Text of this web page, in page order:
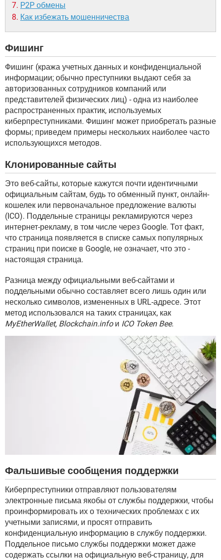
P2P обмены
Как избежать мошенничества
Фишинг
Фишинг (кража учетных данных и конфиденциальной
информации; обычно преступники выдают себя за
авторизованных сотрудников компаний или
представителей физических лиц) - одна из наиболее
распространенных практик, используемых
киберпреступниками. Фишинг может приобретать разные
формы; приведем примеры нескольких наиболее часто
использующихся методов.
Клонированные сайты
Это веб-сайты, которые кажутся почти идентичными
официальным сайтам, будь то обменный пункт, онлайн-
кошелек или первоначальное предложение валюты
(ICO). Поддельные страницы рекламируются через
интернет-рекламу, в том числе через Google. Тот факт,
что страница появляется в списке самых популярных
страниц при поиске в Google, не означает, что это -
настоящая страница.
Разница между официальными веб-сайтами и
поддельными обычно составляет всего лишь один или
несколько символов, измененных в URL-адресе. Этот
метод использовался на таких страницах, как
MyEtherWallet, Blockchain.infoи ICO Token Bee.
Фальшивые сообщения поддержки
Киберпреступники отправляют пользователям
электронные письма якобы от службы поддержки, чтобы
проинформировать их о технических проблемах с их
учетными записями, и просят отправить
конфиденциальную информацию в службу поддержки.
Поддельное письмо службы поддержки может даже
содержать ссылки на официальную веб-страницу, для